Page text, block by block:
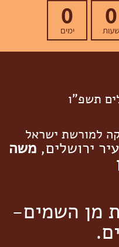
0
שעות
0
ימים
תשפ"ו
למורשת ישראל
ירושלים, משה
מן השמים-